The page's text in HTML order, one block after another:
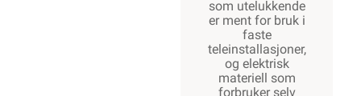
som utelukkende
er ment for bruk i
faste
teleinstallasjoner,
og elektrisk
materiell som
forbruker selv